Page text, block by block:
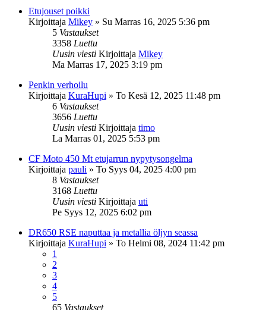
Etujouset poikki
Kirjoittaja Mikey » Su Marras 16, 2025 5:36 pm
5 Vastaukset
3358 Luettu
Uusin viesti Kirjoittaja Mikey
Ma Marras 17, 2025 3:19 pm
Penkin verhoilu
Kirjoittaja KuraHupi » To Kesä 12, 2025 11:48 pm
6 Vastaukset
3656 Luettu
Uusin viesti Kirjoittaja timo
La Marras 01, 2025 5:53 pm
CF Moto 450 Mt etujarrun nypytysongelma
Kirjoittaja pauli » To Syys 04, 2025 4:00 pm
8 Vastaukset
3168 Luettu
Uusin viesti Kirjoittaja uti
Pe Syys 12, 2025 6:02 pm
DR650 RSE naputtaa ja metallia öljyn seassa
Kirjoittaja KuraHupi » To Helmi 08, 2024 11:42 pm
1
2
3
4
5
65 Vastaukset